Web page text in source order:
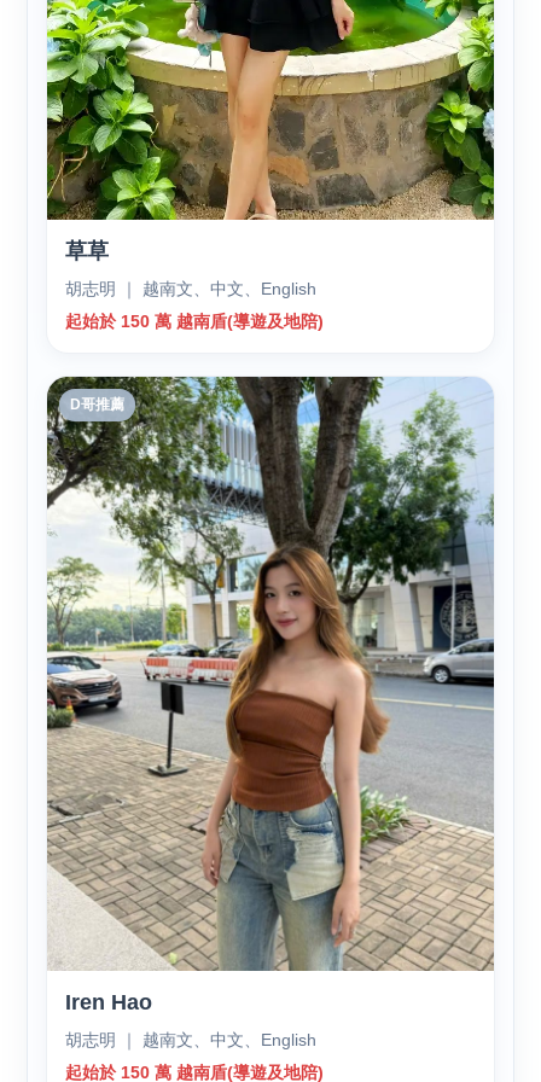
草草
胡志明 ｜ 越南文、中文、English
起始於 150 萬 越南盾(導遊及地陪)
D哥推薦
Iren Hao
胡志明 ｜ 越南文、中文、English
起始於 150 萬 越南盾(導遊及地陪)